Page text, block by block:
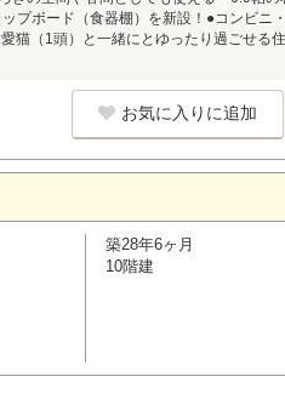
プボード（食器棚）を新設！●コンビニ
猫（1頭）と一緒にとゆったり過ごせる
お気に入りに追加
築28年6ヶ月
10階建